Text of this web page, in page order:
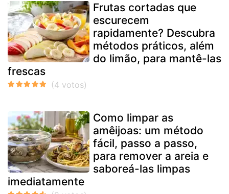
Frutas cortadas que
escurecem
rapidamente? Descubra
métodos práticos, além
do limão, para mantê-las
frescas
Como limpar as
amêijoas: um método
fácil, passo a passo,
para remover a areia e
saboreá-las limpas
imediatamente